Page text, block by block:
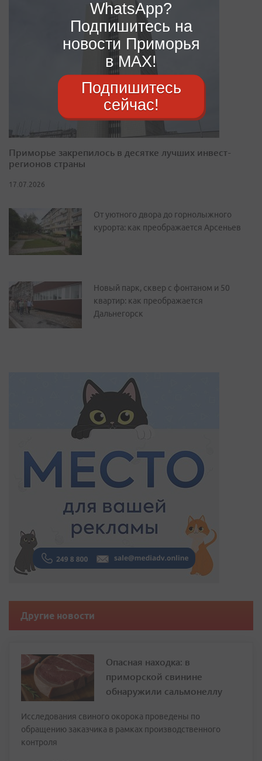
Приморье закрепилось в десятке лучших инвест-
регионов страны
17.07.2026
От уютного двора до горнолыжного
курорта: как преображается Арсеньев
Новый парк, сквер с фонтаном и 50
квартир: как преображается
Дальнегорск
Другие новости
Опасная находка: в
приморской свинине
обнаружили сальмонеллу
Исследования свиного окорока проведены по
обращению заказчика в рамках производственного
контроля
WhatsApp?
Подпишитесь на
новости Приморья
в MAX!
Подпишитесь
сейчас!